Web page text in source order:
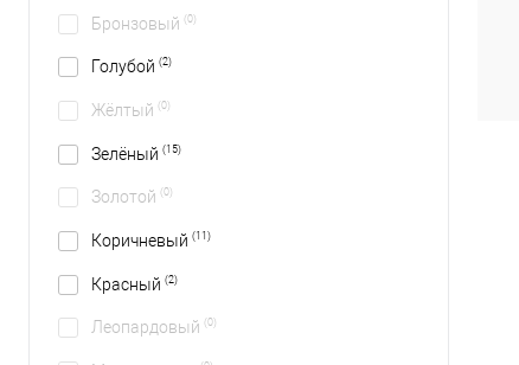
Бронзовый (0)
Голубой (2)
Жёлтый (0)
Зелёный (15)
Золотой (0)
Коричневый (11)
Красный (2)
Леопардовый (0)